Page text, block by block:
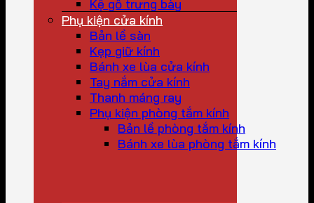
Kệ gỗ trưng bày
Phụ kiện cửa kính
Bản lề sàn
Kẹp giữ kính
Bánh xe lùa cửa kính
Tay nắm cửa kính
Thanh máng ray
Phụ kiện phòng tắm kính
Bản lề phòng tắm kính
Bánh xe lùa phòng tắm kính